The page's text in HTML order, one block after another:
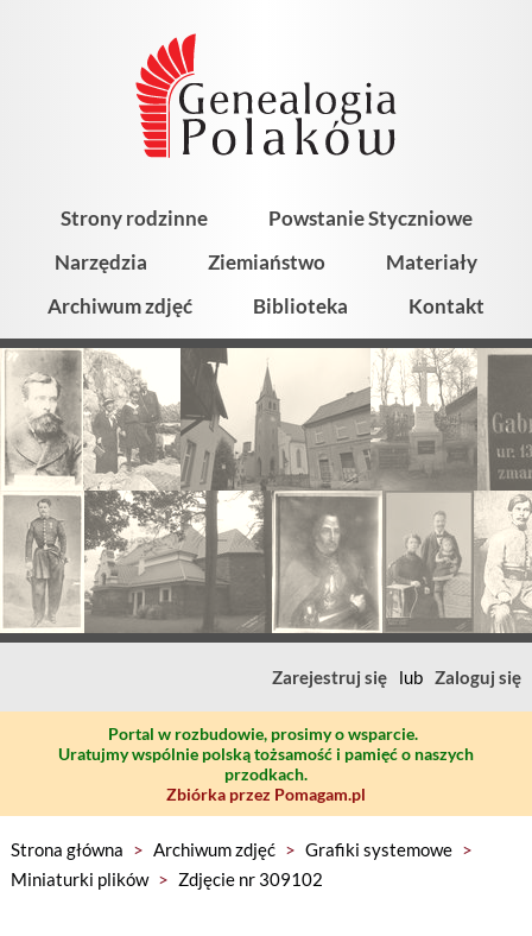
Strony rodzinne
Powstanie Styczniowe
Narzędzia
Ziemiaństwo
Materiały
Archiwum zdjęć
Biblioteka Kontakt
Zarejestruj się lub Zaloguj się
Portal w rozbudowie, prosimy o wsparcie.
Uratujmy wspólnie polską tożsamość i pamięć o naszych
przodkach.
Zbiórka przez Pomagam.pl
Strona główna > Archiwum zdjęć > Grafiki systemowe >
Miniaturki plików > Zdjęcie nr 309102